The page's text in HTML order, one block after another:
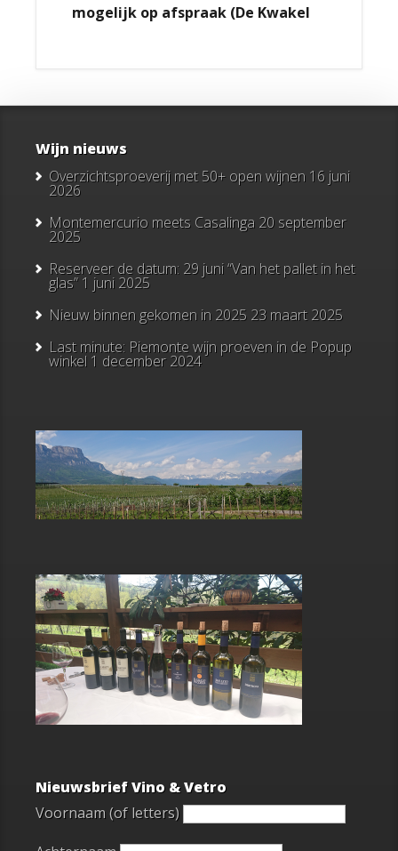
mogelijk op afspraak (De Kwakel
Wijn nieuws
Overzichtsproeverij met 50+ open wijnen 16 juni
2026
Montemercurio meets Casalinga 20 september
2025
Reserveer de datum: 29 juni “Van het pallet in het
glas” 1 juni 2025
Nieuw binnen gekomen in 2025 23 maart 2025
Last minute: Piemonte wijn proeven in de Popup
winkel 1 december 2024
Nieuwsbrief Vino & Vetro
Voornaam (of letters)